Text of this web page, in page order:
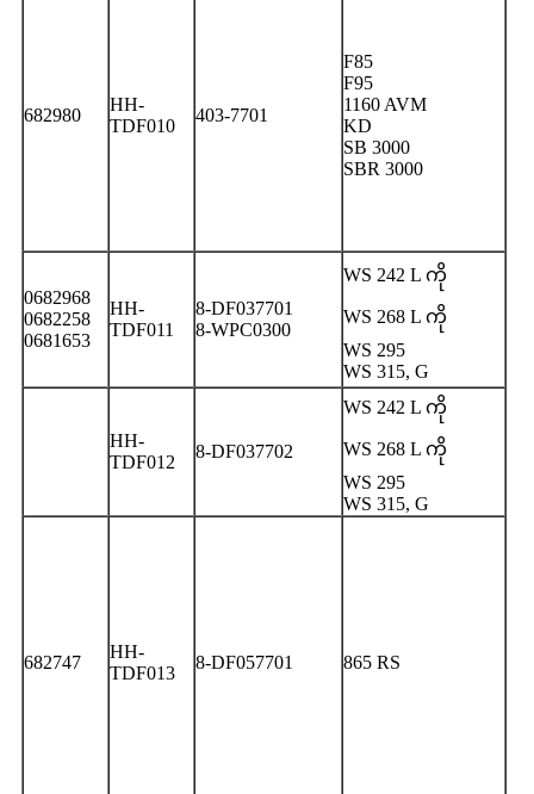
682980
HH-
TDF010
403-7701
F85
F95
1160 AVM
KD
SB 3000
SBR 3000
0682968
0682258
0681653
HH-
TDF011
8-DF037701
8-WPC0300
WS 242 L ကို
WS 268 L ကို
WS 295
WS 315, G
HH-
TDF012
8-DF037702
WS 242 L ကို
WS 268 L ကို
WS 295
WS 315, G
682747
HH-
TDF013
8-DF057701 865 RS